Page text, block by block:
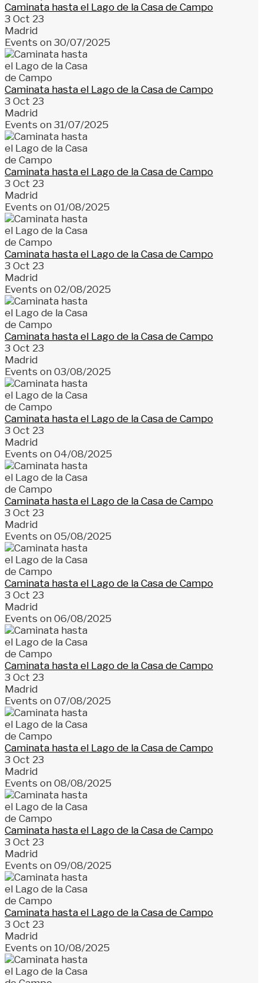
Caminata hasta el Lago de la Casa de Campo
3 Oct 23
Madrid
Events on 30/07/2025
Caminata hasta el Lago de la Casa de Campo
3 Oct 23
Madrid
Events on 31/07/2025
Caminata hasta el Lago de la Casa de Campo
3 Oct 23
Madrid
Events on 01/08/2025
Caminata hasta el Lago de la Casa de Campo
3 Oct 23
Madrid
Events on 02/08/2025
Caminata hasta el Lago de la Casa de Campo
3 Oct 23
Madrid
Events on 03/08/2025
Caminata hasta el Lago de la Casa de Campo
3 Oct 23
Madrid
Events on 04/08/2025
Caminata hasta el Lago de la Casa de Campo
3 Oct 23
Madrid
Events on 05/08/2025
Caminata hasta el Lago de la Casa de Campo
3 Oct 23
Madrid
Events on 06/08/2025
Caminata hasta el Lago de la Casa de Campo
3 Oct 23
Madrid
Events on 07/08/2025
Caminata hasta el Lago de la Casa de Campo
3 Oct 23
Madrid
Events on 08/08/2025
Caminata hasta el Lago de la Casa de Campo
3 Oct 23
Madrid
Events on 09/08/2025
Caminata hasta el Lago de la Casa de Campo
3 Oct 23
Madrid
Events on 10/08/2025